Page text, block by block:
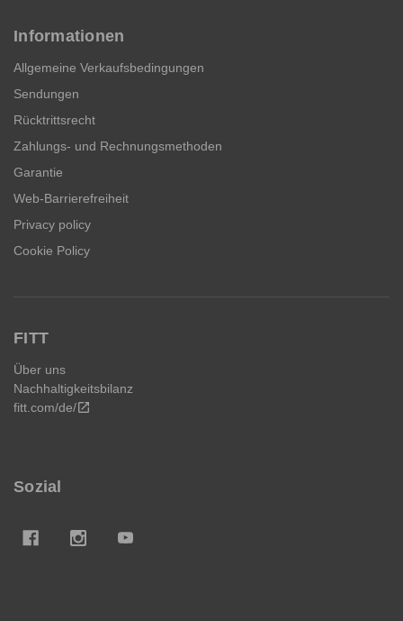
Informationen
Allgemeine Verkaufsbedingungen
Sendungen
Rücktrittsrecht
Zahlungs- und Rechnungsmethoden
Garantie
Web-Barrierefreiheit
Privacy policy
Cookie Policy
FITT
Über uns
Nachhaltigkeitsbilanz
fitt.com/de/open_in_new
Sozial